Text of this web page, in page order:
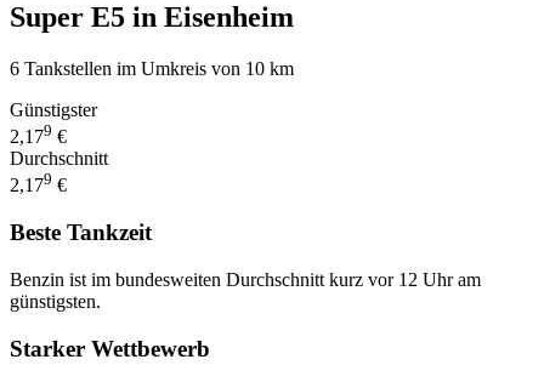
Super E5 in Eisenheim
6 Tankstellen im Umkreis von 10 km
Günstigster
2,179 €
Durchschnitt
2,179 €
Beste Tankzeit
Benzin ist im bundesweiten Durchschnitt kurz vor 12 Uhr am
günstigsten.
Starker Wettbewerb